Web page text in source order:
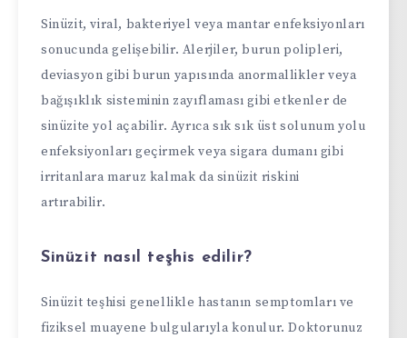
Sinüzit, viral, bakteriyel veya mantar enfeksiyonları
sonucunda gelişebilir. Alerjiler, burun polipleri,
deviasyon gibi burun yapısında anormallikler veya
bağışıklık sisteminin zayıflaması gibi etkenler de
sinüzite yol açabilir. Ayrıca sık sık üst solunum yolu
enfeksiyonları geçirmek veya sigara dumanı gibi
irritanlara maruz kalmak da sinüzit riskini
artırabilir.
Sinüzit nasıl teşhis edilir?
Sinüzit teşhisi genellikle hastanın semptomları ve
fiziksel muayene bulgularıyla konulur. Doktorunuz